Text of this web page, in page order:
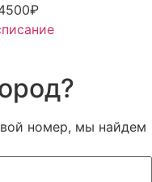
₽
номер, мы найдем